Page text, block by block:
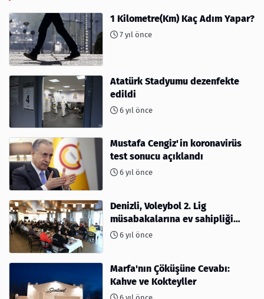
1 Kilometre(Km) Kaç Adım Yapar?
7 yıl önce
Atatürk Stadyumu dezenfekte
edildi
6 yıl önce
Mustafa Cengiz'in koronavirüs
test sonucu açıklandı
6 yıl önce
Denizli, Voleybol 2. Lig
müsabakalarına ev sahipliği
yapıyor
6 yıl önce
Marfa'nın Çöküşüne Cevabı:
Kahve ve Kokteyller